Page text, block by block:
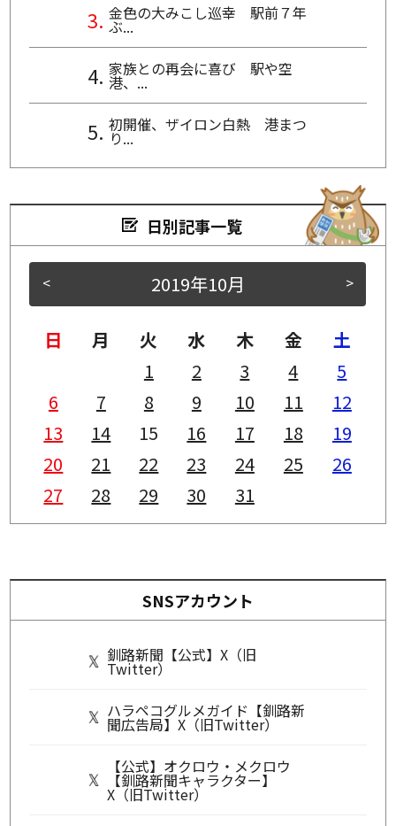
金色の大みこし巡幸 駅前７年
ぶ...
家族との再会に喜び 駅や空
港、...
初開催、ザイロン白熱 港まつ
り...
日別記事一覧
< >
2019年10月
日 月 火 水 木 金
土
1
2 3 4
5
6
7 8 9 10 11
12
13
14 15 16 17 18
19
20
21 22 23 24 25
26
27
28 29 30 31
SNSアカウント
釧路新聞【公式】X（旧
Twitter）
ハラペコグルメガイド【釧路新
聞広告局】X（旧Twitter）
【公式】オクロウ・メクロウ
【釧路新聞キャラクター】
X（旧Twitter）